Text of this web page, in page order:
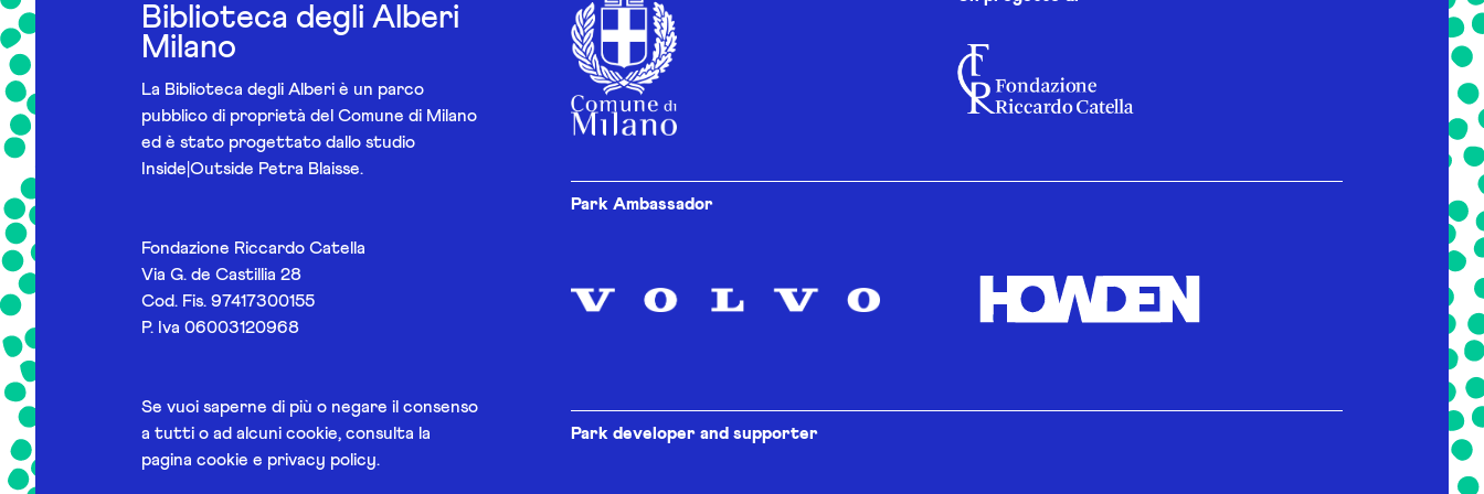
Biblioteca degli Alberi
Milano
La Biblioteca degli Alberi è un parco
pubblico di proprietà del Comune di Milano
ed è stato progettato dallo studio
Inside|Outside Petra Blaisse.
Fondazione Riccardo Catella
Via G. de Castillia 28
Cod. Fis. 97417300155
P. Iva 06003120968
Se vuoi saperne di più o negare il consenso
a tutti o ad alcuni cookie, consulta la
pagina cookie e privacy policy.
Park Ambassador
Park developer and supporter